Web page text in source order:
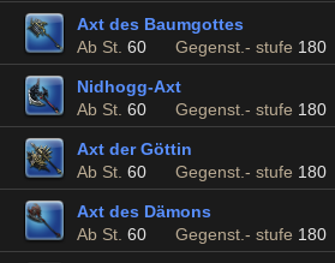
Axt des Baumgottes
Ab St. 60 Gegenst.- stufe 180
Nidhogg-Axt
Ab St. 60 Gegenst.- stufe 180
Axt der Göttin
Ab St. 60 Gegenst.- stufe 180
Axt des Dämons
Ab St. 60 Gegenst.- stufe 180